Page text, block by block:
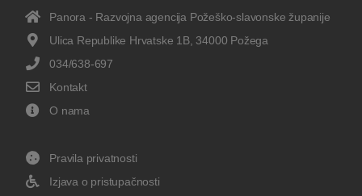
Panora - Razvojna agencija Požeško-slavonske županije
Ulica Republike Hrvatske 1B, 34000 Požega
034/638-697
Kontakt
O nama
Pravila privatnosti
Izjava o pristupačnosti